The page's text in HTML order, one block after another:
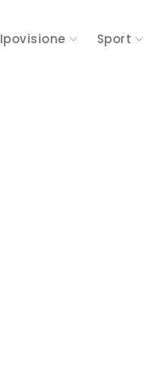
Ipovisione Sport